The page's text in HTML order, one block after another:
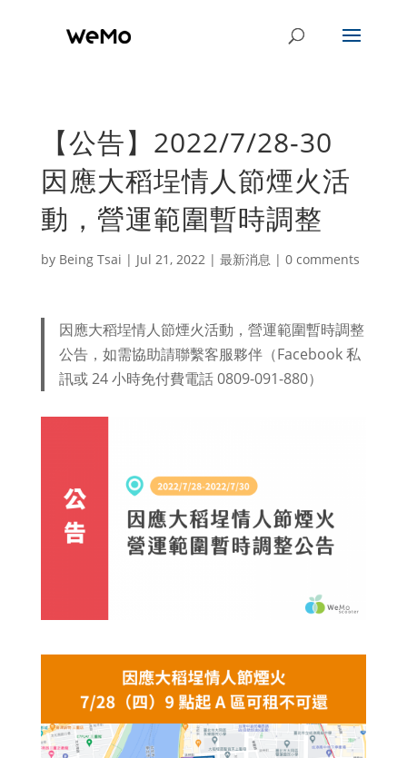
【公告】2022/7/28-30
因應大稻埕情人節煙火活
動，營運範圍暫時調整
by Being Tsai | Jul 21, 2022| 最新消息 | 0 comments
因應大稻埕情人節煙火活動，營運範圍暫時調整
公告，如需協助請聯繫客服夥伴（Facebook 私
訊或 24 小時免付費電話 0809-091-880）